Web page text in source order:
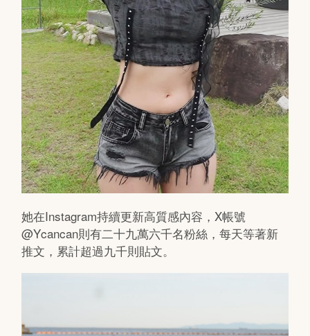
她在Instagram持續更新高質感內容，X帳號
@Ycancan則有二十九萬六千名粉絲，每天等著新
推文，累計超過九千則貼文。